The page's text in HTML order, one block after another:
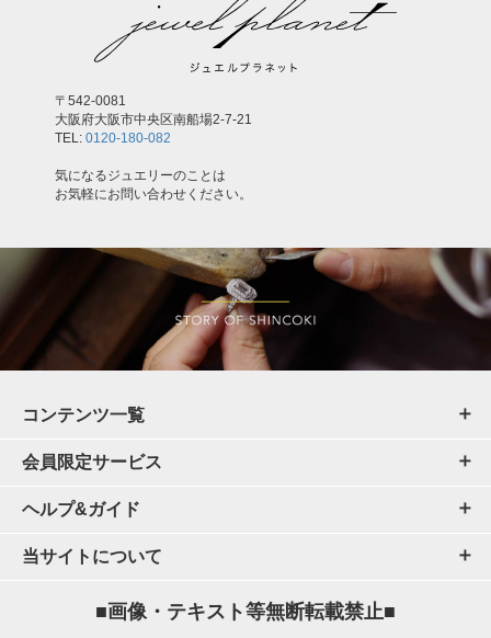
〒542-0081
大阪府大阪市中央区南船場2-7-21
TEL: 0120-180-082
気になるジュエリーのことは
お気軽にお問い合わせください。
コンテンツ一覧
会員限定サービス
ヘルプ&ガイド
当サイトについて
■画像・テキスト等無断転載禁止■